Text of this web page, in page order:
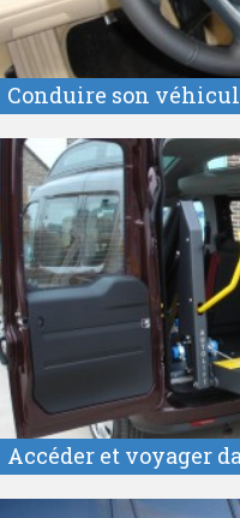
Conduire son
Accéder et voyager